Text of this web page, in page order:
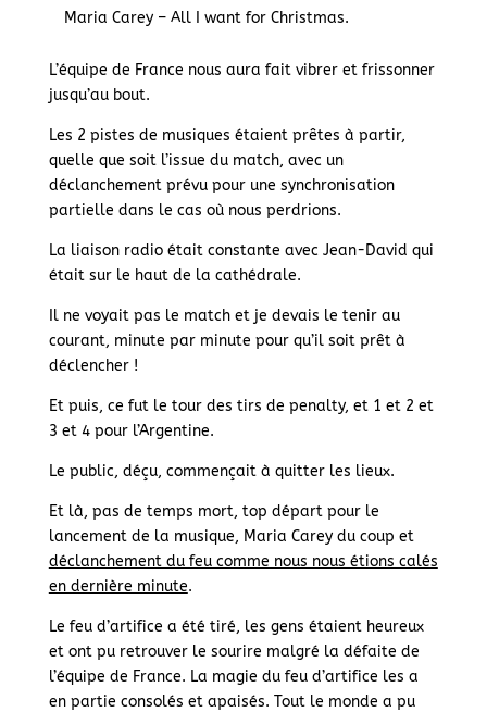
Maria Carey – All I want for Christmas.
L’équipe de France nous aura fait vibrer et frissonner
jusqu’au bout.
Les 2 pistes de musiques étaient prêtes à partir,
quelle que soit l’issue du match, avec un
déclanchement prévu pour une synchronisation
partielle dans le cas où nous perdrions.
La liaison radio était constante avec Jean-David qui
était sur le haut de la cathédrale.
Il ne voyait pas le match et je devais le tenir au
courant, minute par minute pour qu’il soit prêt à
déclencher !
Et puis, ce fut le tour des tirs de penalty, et 1 et 2 et
3 et 4 pour l’Argentine.
Le public, déçu, commençait à quitter les lieux.
Et là, pas de temps mort, top départ pour le
lancement de la musique, Maria Carey du coup et
déclanchement du feu comme nous nous étions calés
en dernière minute.
Le feu d’artifice a été tiré, les gens étaient heureux
et ont pu retrouver le sourire malgré la défaite de
l’équipe de France. La magie du feu d’artifice les a
en partie consolés et apaisés. Tout le monde a pu